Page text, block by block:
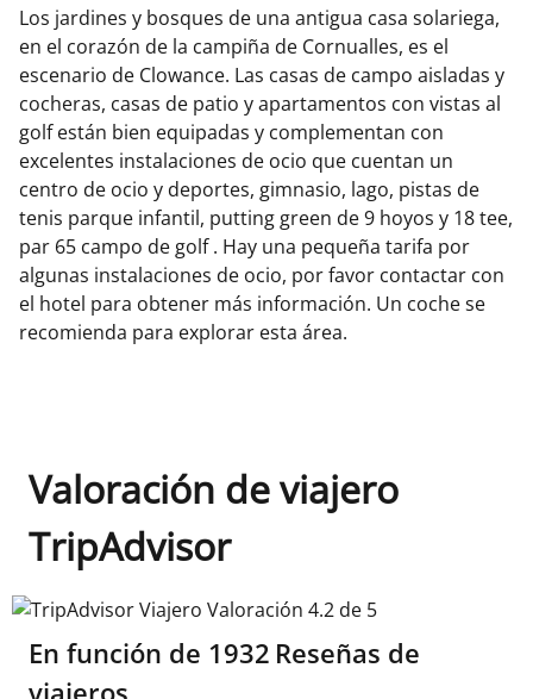
Los jardines y bosques de una antigua casa solariega,
en el corazón de la campiña de Cornualles, es el
escenario de Clowance. Las casas de campo aisladas y
cocheras, casas de patio y apartamentos con vistas al
golf están bien equipadas y complementan con
excelentes instalaciones de ocio que cuentan un
centro de ocio y deportes, gimnasio, lago, pistas de
tenis parque infantil, putting green de 9 hoyos y 18 tee,
par 65 campo de golf . Hay una pequeña tarifa por
algunas instalaciones de ocio, por favor contactar con
el hotel para obtener más información. Un coche se
recomienda para explorar esta área.
Valoración de viajero
TripAdvisor
TripAdvisor Viajero Valoración 4.2 de 5
En función de 1932 Reseñas de